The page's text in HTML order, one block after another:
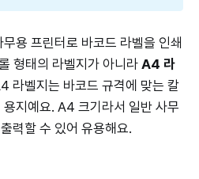
용 프린터로 바코드 라벨을 인쇄
형태의 라벨지가 아니라 A4 라
라벨지는 바코드 규격에 맞는 칼
지예요. A4 크기라서 일반 사무
력할 수 있어 유용해요.